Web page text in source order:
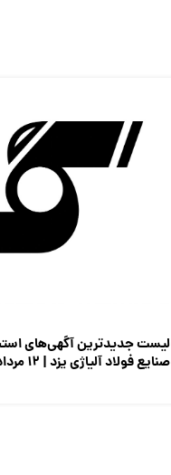
لیست جدیدترین آگهی‌های
صنایع فولاد آلیاژی یزد | ۱۲ مرداد ۱۴۰۵